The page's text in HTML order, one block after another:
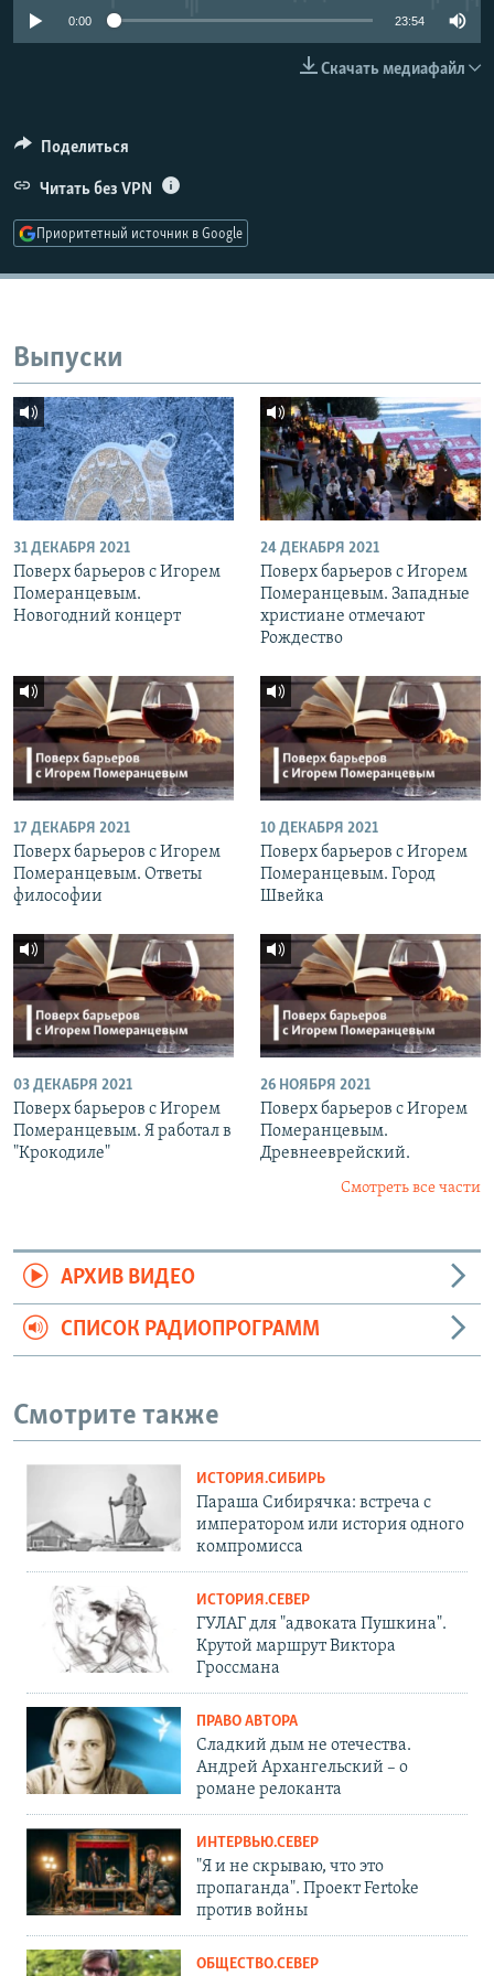
РАСПИСАНИЕ ВЕЩАНИЯ
Все сайты РСЕ/РС
0:00 23:54
Скачать медиафайл
Поделиться
Читать без VPN
Приоритетный источник в Google
Выпуски
31 ДЕКАБРЯ 2021
Поверх барьеров с Игорем
Померанцевым.
Новогодний концерт
24 ДЕКАБРЯ 2021
Поверх барьеров с Игорем
Померанцевым. Западные
христиане отмечают
Рождество
17 ДЕКАБРЯ 2021
Поверх барьеров с Игорем
Померанцевым. Ответы
философии
10 ДЕКАБРЯ 2021
Поверх барьеров с Игорем
Померанцевым. Город
Швейка
03 ДЕКАБРЯ 2021
Поверх барьеров с Игорем
Померанцевым. Я работал в
"Крокодиле"
26 НОЯБРЯ 2021
Поверх барьеров с Игорем
Померанцевым.
Древнееврейский.
Смотреть все части
АРХИВ ВИДЕО
СПИСОК РАДИОПРОГРАММ
Смотрите также
ИСТОРИЯ.СИБИРЬ
Параша Сибирячка: встреча с
императором или история одного
компромисса
ИСТОРИЯ.СЕВЕР
ГУЛАГ для "адвоката Пушкина".
Крутой маршрут Виктора
Гроссмана
ПРАВО АВТОРА
Сладкий дым не отечества.
Андрей Архангельский – о
романе релоканта
ИНТЕРВЬЮ.СЕВЕР
"Я и не скрываю, что это
пропаганда". Проект Fertoke
против войны
ОБЩЕСТВО.СЕВЕР